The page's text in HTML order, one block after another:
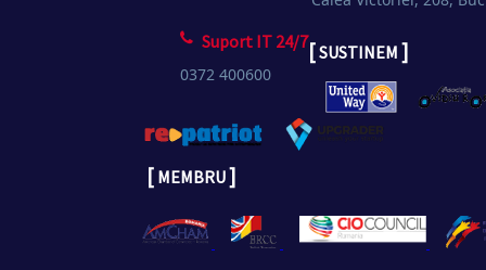
Suport IT 24/7
0372 400600
[SUSTINEM ]
[ MEMBRU]